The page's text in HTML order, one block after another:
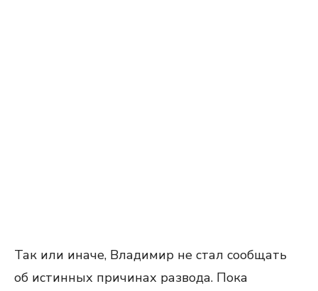
Так или иначе, Владимир не стал сообщать
об истинных причинах развода. Пока